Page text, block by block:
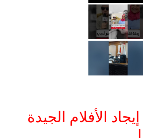
الأفلام الجيدة